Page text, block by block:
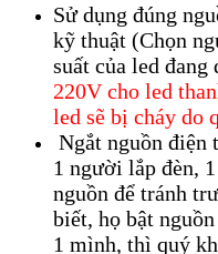
Sử dụng đúng
kỹ thuật (Chọn
suất của led đang
220V cho led
led sẽ bị cháy do
Ngắt nguồn điện
1 người lắp đèn,
nguồn để tránh
biết, họ bật
1 mình, thì quý